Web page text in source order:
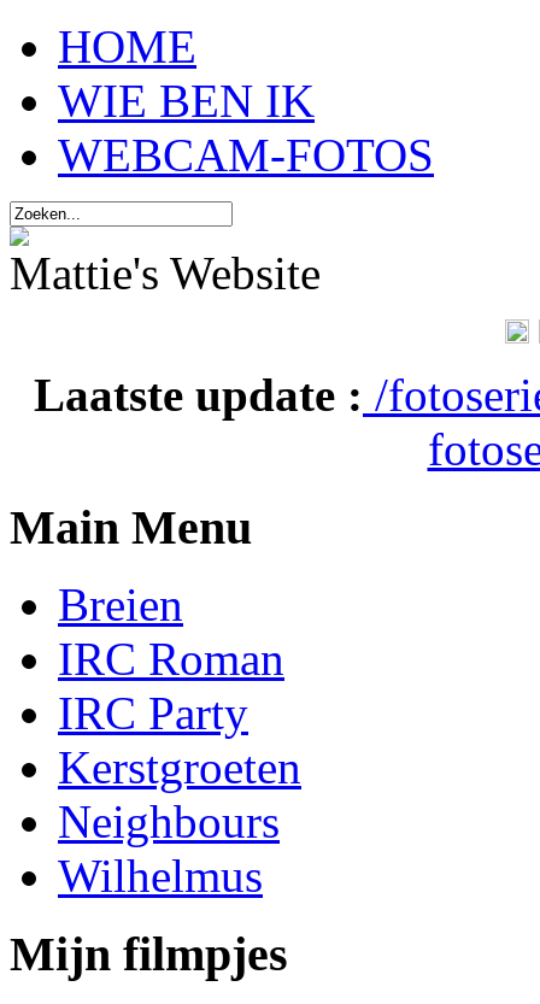
HOME
WIE BEN IK
WEBCAM-FOTOS
Mattie's Website
Laatste update : /
Main Menu
Breien
IRC Roman
IRC Party
Kerstgroeten
Neighbours
Wilhelmus
Mijn filmpjes